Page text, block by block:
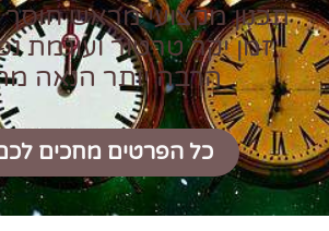
תכנון מקצועי מראש חוסך
זמן יקר טרטור ועוגמת
הרבה יותר הנאה
כל הפרטים מחכים